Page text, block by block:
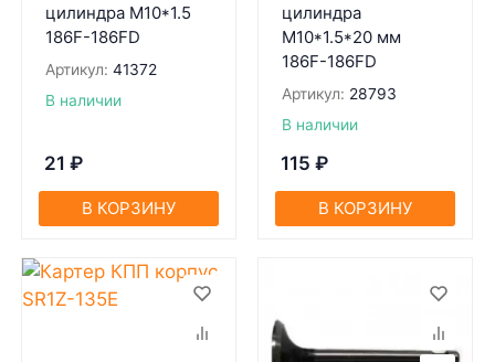
цилиндра М10*1.5
186F-186FD
Артикул: 41372
В наличии
21 ₽
В КОРЗИНУ
цилиндра
М10*1.5*20 мм
186F-186FD
Артикул: 28793
В наличии
115 ₽
В КОРЗИНУ